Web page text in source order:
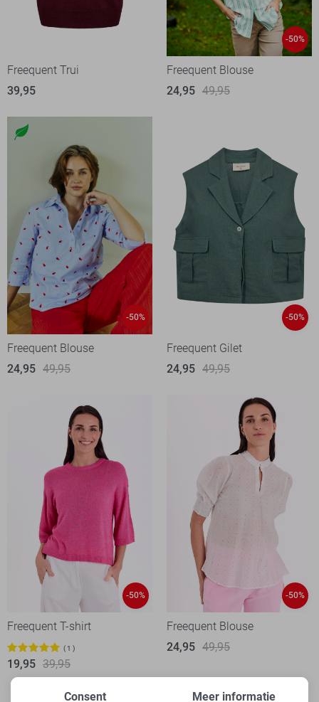
Freequent Trui
39,95
-50%
Freequent Blouse
24,95 49,95
-50%
Freequent Blouse
24,95 49,95
-50%
Freequent Gilet
24,95 49,95
-50%
Freequent T-shirt
1
19,95 39,95
-50%
Freequent Blouse
24,95 49,95
Consent Meer informatie